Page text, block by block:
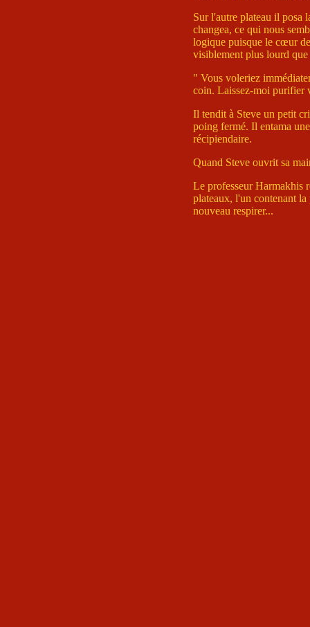
Sur l'autre plateau il posa
changea, ce qui nous
logique puisque le cœur
visiblement plus lourd
" Vous voleriez
coin. Laissez-moi purifier
Il tendit à Steve un petit
poing fermé. Il entama
récipiendaire.
Quand Steve ouvrit sa
Le professeur Harmakhis
plateaux, l'un contenant
nouveau respirer...